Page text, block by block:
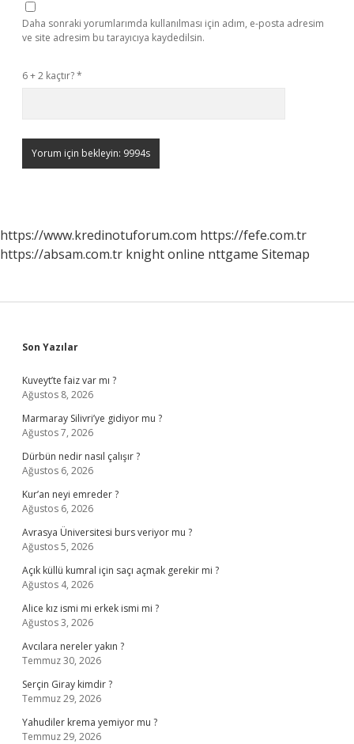
Daha sonraki yorumlarımda kullanılması için adım, e-posta adresim
ve site adresim bu tarayıcıya kaydedilsin.
6 + 2 kaçtır?*
https://www.kredinotuforum.com https://fefe.com.tr
https://absam.com.tr knight online nttgame Sitemap
Sidebar
Son Yazılar
Kuveyt’te faiz var mı ?
Ağustos 8, 2026
Marmaray Silivri’ye gidiyor mu ?
Ağustos 7, 2026
Dürbün nedir nasıl çalışır ?
Ağustos 6, 2026
Kur’an neyi emreder ?
Ağustos 6, 2026
Avrasya Üniversitesi burs veriyor mu ?
Ağustos 5, 2026
Açık küllü kumral için saçı açmak gerekir mi ?
Ağustos 4, 2026
Alice kız ismi mi erkek ismi mi ?
Ağustos 3, 2026
Avcılara nereler yakın ?
Temmuz 30, 2026
Serçin Giray kimdir ?
Temmuz 29, 2026
Yahudiler krema yemiyor mu ?
Temmuz 29, 2026